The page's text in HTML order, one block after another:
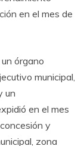
en el mes de
órgano
municipal,
un
en el mes
y
zona